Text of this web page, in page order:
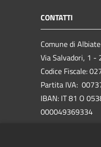
CONTATTI
Comune di Albiate
Via Salvadori, 1 -
Codice Fiscale:
Partita IVA:
IBAN: IT 81 O
000049369334